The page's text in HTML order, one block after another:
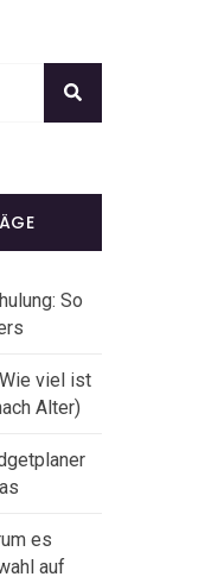
So
viel ist
Alter)
es
auf